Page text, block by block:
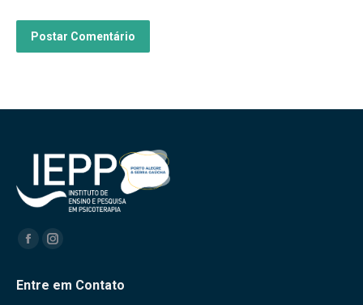
Postar Comentário
Encontre-nos em:
FacebookInstagram
Entre em Contato